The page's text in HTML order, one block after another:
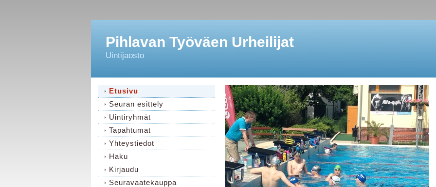
Pihlavan Työväen Urheilijat
Uintijaosto
Etusivu
Seuran esittely
Uintiryhmät
Tapahtumat
Yhteystiedot
Haku
Kirjaudu
Seuravaatekauppa